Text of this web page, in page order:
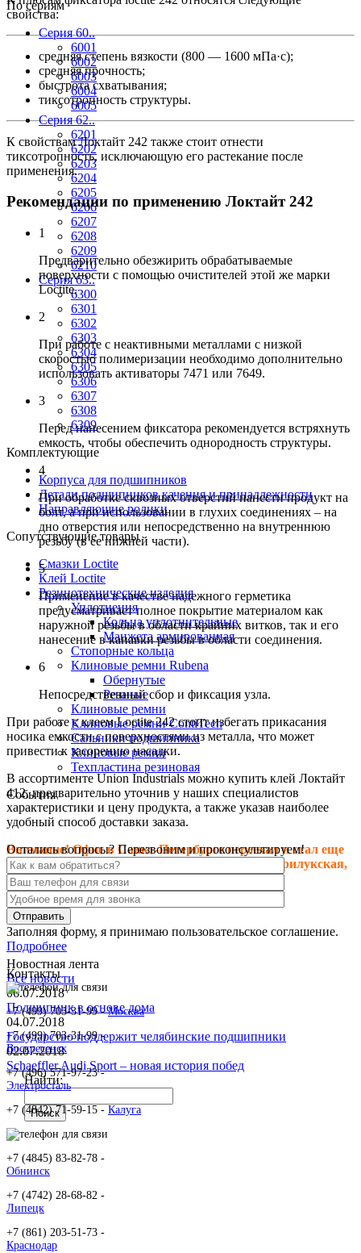
По сериям
Серия 60..
6001
6002
6003
6004
6005
Серия 62..
6201
6202
6203
6204
6205
6206
6207
6208
6209
6210
Серия 63..
6300
6301
6302
6303
6304
6305
6306
6307
6308
6309
Комплектующие
Корпуса для подшипников
Детали подшипников качения и принадлежности
Направляющие ролики
Сопутствующие товары
Смазки Loctite
Клей Loctite
Резинотехнические изделия
Уплотнения
Кольца уплотнительные
Манжета армированная
Стопорные кольца
Клиновые ремни Rubena
Обернутые
Резаные
Клиновые ремни
Клиновые ремни ContiTech
Сальники подшипника
Клиновые ремни
Техпластина резиновая
События
Внимание! Офис в Санкт-Петербурге переехал и стал еще
больше, теперь мы располагаемся по адресу: Прилукская,
д.28, литер.А! Ждем Вас в гости!
Новостная лента
Все новости
06.07.2018
Подшипник в основе дома
04.07.2018
Государство поддержит челябинские подшипники
02.07.2018
Schaeffler Audi Sport – новая история побед
Найти:
свойства:
средняя степень вязкости (800 — 1600 мПа·с);
средняя прочность;
быстрота схватывания;
тиксотропность структуры.
К свойствам Локтайт 242 также стоит отнести
тиксотропность, исключающую его растекание после
применения.
Рекомендации по применению Локтайт 242
1
Предварительно обезжирить обрабатываемые
поверхности с помощью очистителей этой же марки
Loctite.
2
При работе с неактивными металлами с низкой
скоростью полимеризации необходимо дополнительно
использовать активаторы 7471 или 7649.
3
Перед нанесением фиксатора рекомендуется встряхнуть
емкость, чтобы обеспечить однородность структуры.
4
При обработке сквозных отверстий нанести продукт на
болт, а при использовании в глухих соединениях – на
дно отверстия или непосредственно на внутреннюю
резьбу (в ее нижней части).
5
Применение в качестве надежного герметика
предусматривает полное покрытие материалом как
наружной резьбы в области крайних витков, так и его
нанесение в канавки резьбы в области соединения.
6
Непосредственный сбор и фиксация узла.
При работе с клеем Loctite 242 стоит избегать прикасания
носика емкости с поверхностями из металла, что может
привести к засорению насадки.
В ассортименте Union Industrials можно купить клей Локтайт
412, предварительно уточнив у наших специалистов
характеристики и цену продукта, а также указав наиболее
удобный способ доставки заказа.
Остались вопросы? Перезвоним и проконсультируем!
Заполняя форму, я принимаю пользовательское соглашение.
Подробнее
Контакты
+7 (499) 703-31-99 -Москва
+7 (499) 703-31-99 -
Воскресенск
+7 (496) 571-97-23 -
Электросталь
+7 (4842) 71-59-15 - Калуга
+7 (4845) 83-82-78 -
Обнинск
+7 (4742) 28-68-82 -
Липецк
+7 (861) 203-51-73 -
Краснодар